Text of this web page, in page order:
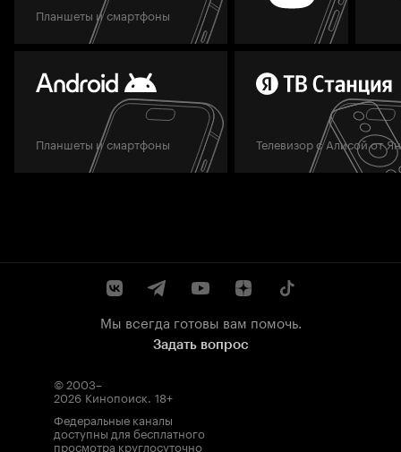
Планшеты и смартфоны
Планшеты и смартфоны Телевизор с Алисой от
Мы всегда готовы вам помочь.
Задать вопрос
© 2003–
2026 Кинопоиск. 18+
Федеральные каналы
доступны для бесплатного
просмотра круглосуточно